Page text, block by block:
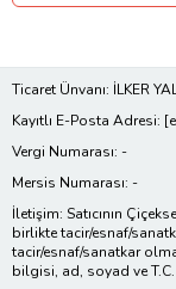
Ticaret Ünvanı: İLKER
Kayıtlı E-Posta Adresi:
Vergi Numarası: -
Mersis Numarası: -
İletişim: Satıcının
birlikte tacir/esnaf/
tacir/esnaf/sanatkar
bilgisi, ad, soyad ve